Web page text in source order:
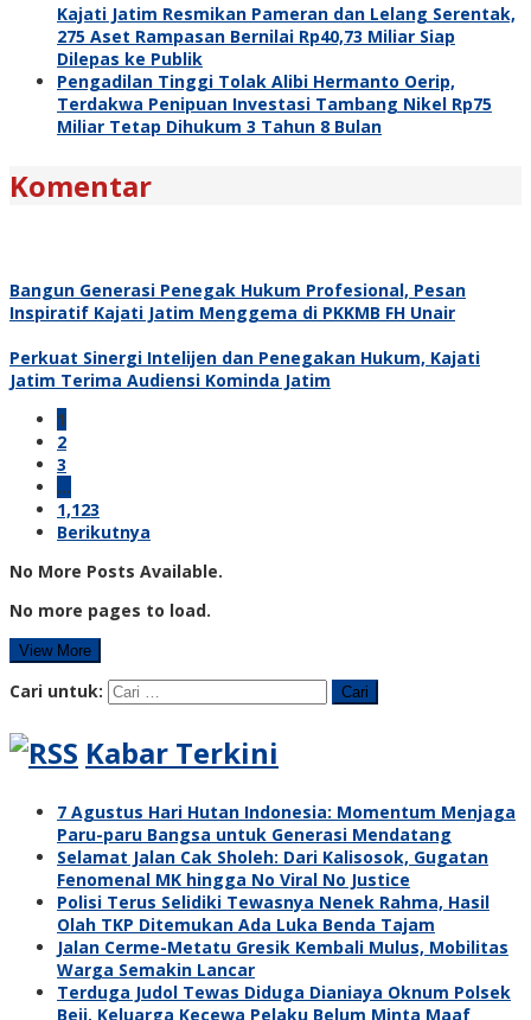
Kajati Jatim Resmikan Pameran dan Lelang Serentak,
275 Aset Rampasan Bernilai Rp40,73 Miliar Siap
Dilepas ke Publik
Pengadilan Tinggi Tolak Alibi Hermanto Oerip,
Terdakwa Penipuan Investasi Tambang Nikel Rp75
Miliar Tetap Dihukum 3 Tahun 8 Bulan
Komentar
Bangun Generasi Penegak Hukum Profesional, Pesan
Inspiratif Kajati Jatim Menggema di PKKMB FH Unair
Perkuat Sinergi Intelijen dan Penegakan Hukum, Kajati
Jatim Terima Audiensi Kominda Jatim
1
2
3
…
1,123
Berikutnya
No More Posts Available.
No more pages to load.
View More
Cari untuk:
Kabar Terkini
7 Agustus Hari Hutan Indonesia: Momentum Menjaga
Paru-paru Bangsa untuk Generasi Mendatang
Selamat Jalan Cak Sholeh: Dari Kalisosok, Gugatan
Fenomenal MK hingga No Viral No Justice
Polisi Terus Selidiki Tewasnya Nenek Rahma, Hasil
Olah TKP Ditemukan Ada Luka Benda Tajam
Jalan Cerme-Metatu Gresik Kembali Mulus, Mobilitas
Warga Semakin Lancar
Terduga Judol Tewas Diduga Dianiaya Oknum Polsek
Beji, Keluarga Kecewa Pelaku Belum Minta Maaf